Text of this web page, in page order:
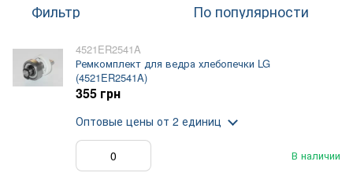
Фильтр По популярности
4521ER2541A
Ремкомплект для ведра хлебопечки LG
(4521ER2541A)
В наличии
355 грн
Оптовые цены от 2 единиц